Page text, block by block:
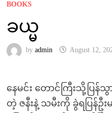
BOOKS
ခယ္မ
by admin August 12,
နေမင်း တောင်ကြီးသို့ပြန်
တဲ့ ဇနီးနဲ့ သမီးကို ခွဲရပြန်ဦ